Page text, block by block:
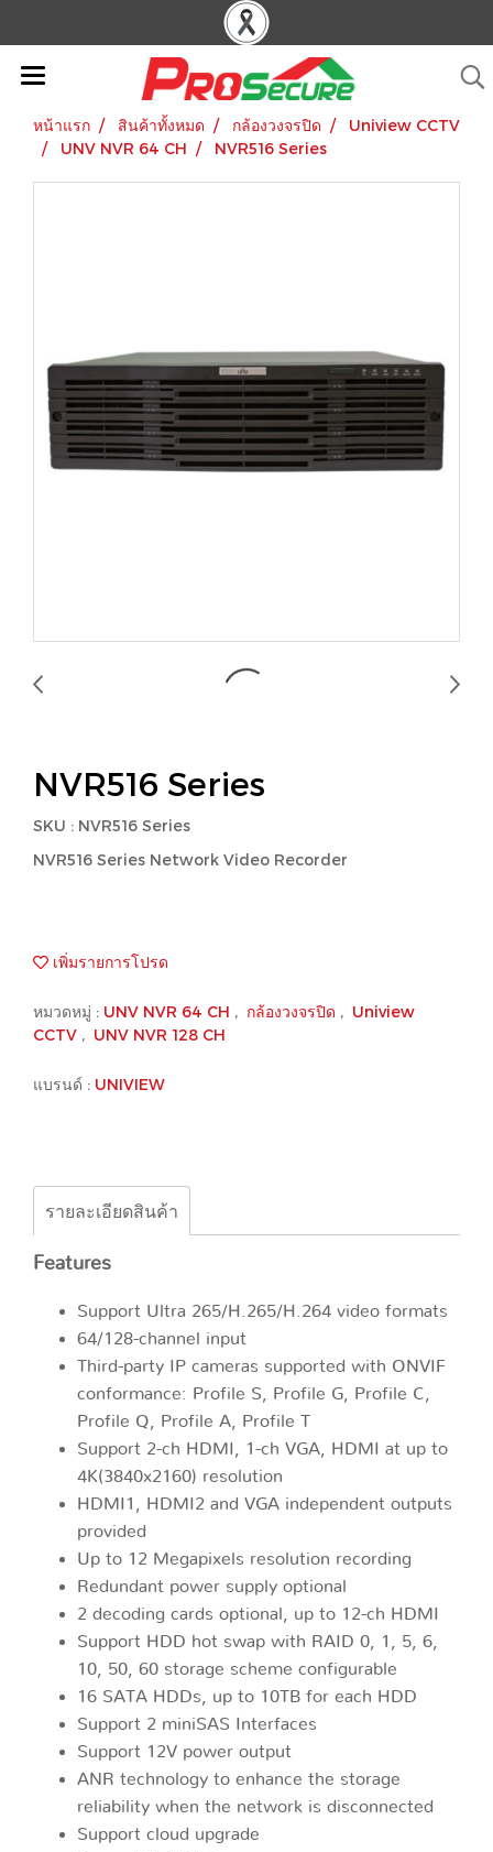
หน้าแรก สินค้าทั้งหมด กล้องวงจรปิด
Uniview CCTV
UNV NVR 64 CH
NVR516 Series
NVR516 Series
SKU : NVR516 Series
NVR516 Series Network Video Recorder
เพิ่มรายการโปรด
หมวดหมู่ : UNV NVR 64 CH , กล้องวงจรปิด , Uniview
CCTV , UNV NVR 128 CH
แบรนด์ : UNIVIEW
รายละเอียดสินค้า
Features
Support Ultra 265/H.265/H.264 video formats
64/128-channel input
Third-party IP cameras supported with ONVIF
conformance: Profile S, Profile G, Profile C,
Profile Q, Profile A, Profile T
Support 2-ch HDMI, 1-ch VGA, HDMI at up to
4K(3840x2160) resolution
HDMI1, HDMI2 and VGA independent outputs
provided
Up to 12 Megapixels resolution recording
Redundant power supply optional
2 decoding cards optional, up to 12-ch HDMI
Support HDD hot swap with RAID 0, 1, 5, 6,
10, 50, 60 storage scheme configurable
16 SATA HDDs, up to 10TB for each HDD
Support 2 miniSAS Interfaces
Support 12V power output
ANR technology to enhance the storage
reliability when the network is disconnected
Support cloud upgrade